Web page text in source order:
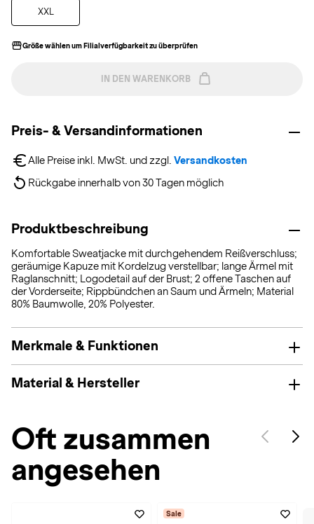
XXL
Größe wählen um Filialverfügbarkeit zu überprüfen
IN DEN WARENKORB
Preis- & Versandinformationen
Alle Preise inkl. MwSt. und zzgl. Versandkosten
Rückgabe innerhalb von 30 Tagen möglich
Produktbeschreibung
Komfortable Sweatjacke mit durchgehendem Reißverschluss;
geräumige Kapuze mit Kordelzug verstellbar; lange Ärmel mit
Raglanschnitt; Logodetail auf der Brust; 2 offene Taschen auf
der Vorderseite; Rippbündchen an Saum und Ärmeln; Material
80% Baumwolle, 20% Polyester.
Merkmale & Funktionen
Material & Hersteller
Oft zusammen
angesehen
Sale